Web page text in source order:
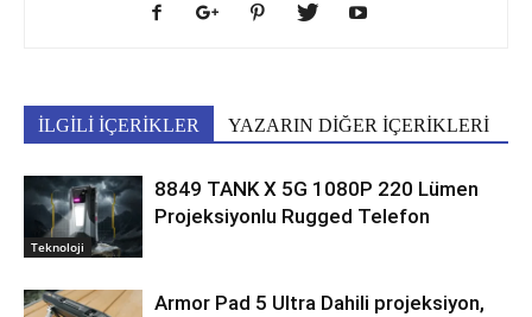
İLGİLİ İÇERİKLER YAZARIN DİĞER İÇERİKLERİ
Teknoloji
8849 TANK X 5G 1080P 220 Lümen
Projeksiyonlu Rugged Telefon
Armor Pad 5 Ultra Dahili projeksiyon,